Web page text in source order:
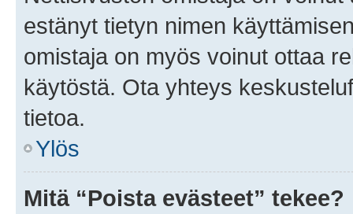
estänyt tietyn nimen
omistaja on myös voinut ottaa
käytöstä. Ota yhteys
tietoa.
Ylös
Mitä “Poista evästeet” tekee?